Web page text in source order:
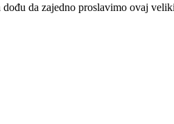
da zajedno proslavimo ovaj